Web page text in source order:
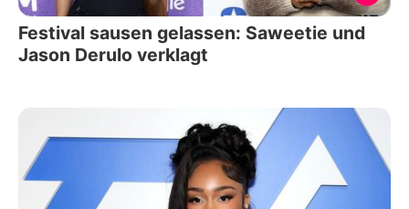
Festival sausen gelassen: Saweetie und
Jason Derulo verklagt